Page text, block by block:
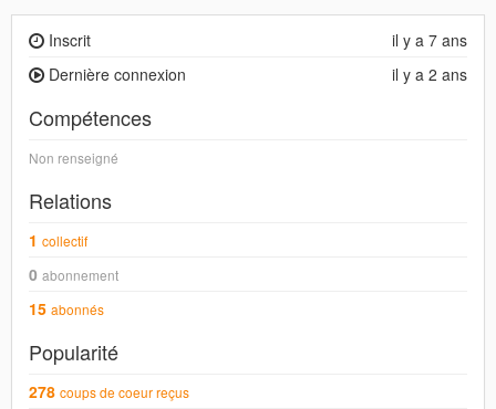
il y a 7 ans
Inscrit
il y a 2 ans
Dernière connexion
Compétences
Non renseigné
Relations
1 collectif
0 abonnement
15 abonnés
Popularité
278 coups de coeur reçus